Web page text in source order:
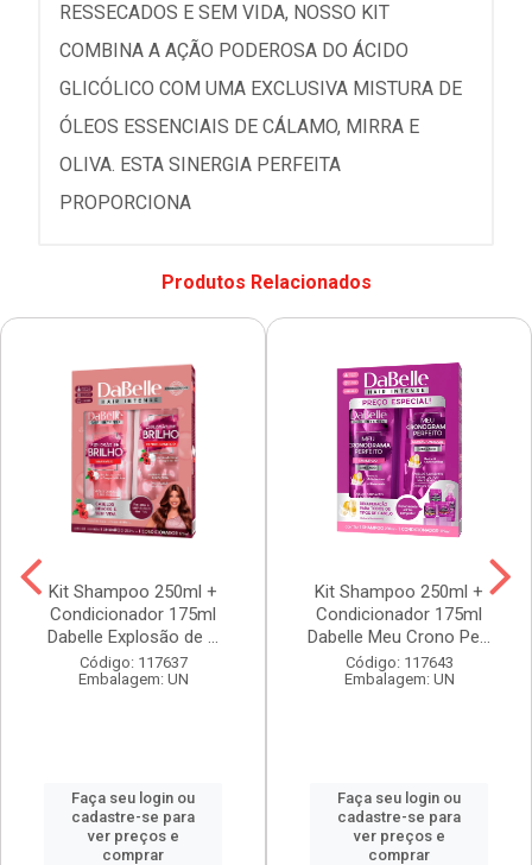
RESSECADOS E SEM VIDA, NOSSO KIT
COMBINA A AÇÃO PODEROSA DO ÁCIDO
GLICÓLICO COM UMA EXCLUSIVA MISTURA DE
ÓLEOS ESSENCIAIS DE CÁLAMO, MIRRA E
OLIVA. ESTA SINERGIA PERFEITA
PROPORCIONA
Produtos Relacionados
Kit Shampoo 250ml +
Condicionador 175ml
Dabelle Explosão de ...
Código: 117637
Embalagem: UN
Faça seu login ou
cadastre-se para
ver preços e
comprar
Kit Shampoo 250ml +
Condicionador 175ml
Dabelle Meu Crono Pe...
Código: 117643
Embalagem: UN
Faça seu login ou
cadastre-se para
ver preços e
comprar